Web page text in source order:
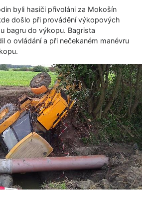
byli hasiči přivoláni za Mokošín
došlo při provádění výkopových
bagru do výkopu. Bagrista
o ovládání a při nečekaném manévru